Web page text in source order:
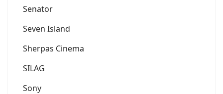
Senator
Seven Island
Sherpas Cinema
SILAG
Sony